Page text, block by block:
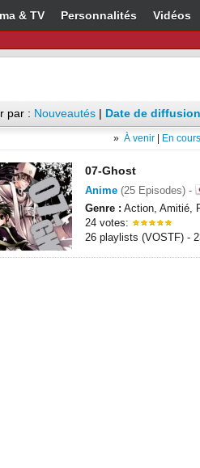
& TV Personnalités Vidéos
par : Nouveautés | Date de
» À venir En
07-Ghost
Anime (25 Episodes) -
Genre : Action, Amitié,
24 votes:
26 playlists (VOSTF) -